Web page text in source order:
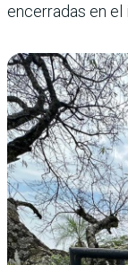
encerradas en el